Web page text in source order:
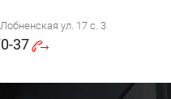
Лобненская ул. 17 с. 3
37